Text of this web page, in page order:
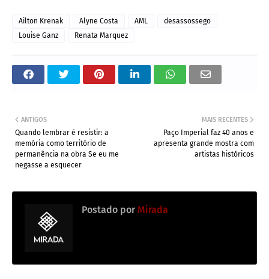
Ailton Krenak Alyne Costa AML
desassossego
Louise Ganz
Renata Marquez
MAIS RECENTES
Paço Imperial faz 40 anos e
apresenta grande mostra com
artistas históricos
ANTIGOS
Quando lembrar é resistir: a
memória como território de
permanência na obra Se eu me
negasse a esquecer
Postado por Mirada